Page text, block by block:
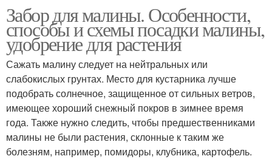
Забор для малины. Особенности,
способы и схемы посадки малины,
удобрение для растения
Сажать малину следует на нейтральных или
слабокислых грунтах. Место для кустарника лучше
подобрать солнечное, защищенное от сильных ветров,
имеющее хороший снежный покров в зимнее время
года. Также нужно следить, чтобы предшественниками
малины не были растения, склонные к таким же
болезням, например, помидоры, клубника, картофель.